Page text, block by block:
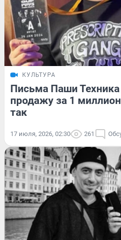
КУЛЬТУРА
Письма Паши
продажу за 1
так
17 июля, 2026, 02:30 261